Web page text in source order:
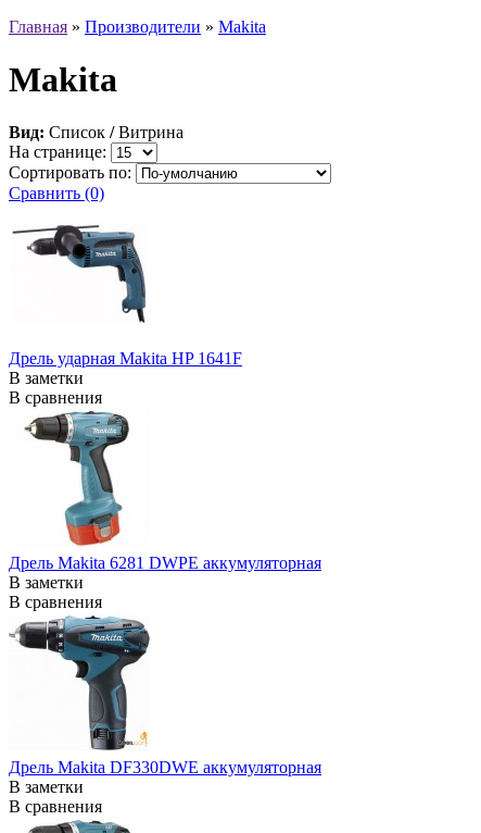
Главная » Производители » Makita
Makita
Вид: Список / Витрина
На странице:
Сортировать по:
Сравнить (0)
Дрель ударная Makita HP 1641F
В заметки
В сравнения
Дрель Makita 6281 DWPE аккумуляторная
В заметки
В сравнения
Дрель Makita DF330DWE аккумуляторная
В заметки
В сравнения